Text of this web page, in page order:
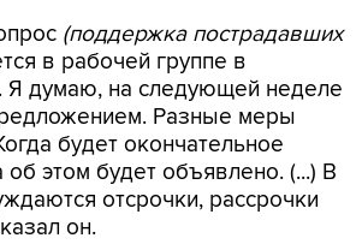
(поддержка пострадавших
в рабочей группе в
Я думаю, на следующей неделе
Разные меры
будет окончательное
этом будет объявлено. (...) В
отсрочки, рассрочки
он.